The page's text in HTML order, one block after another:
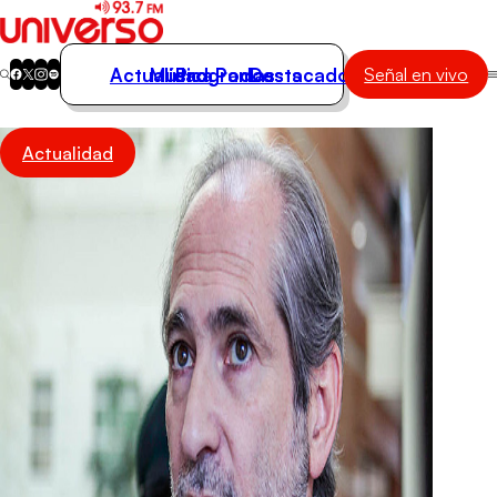
Actualidad
Música
Actualidad
Música
Programas
Podcasts
Destacados Señal en vivo
Actualidad